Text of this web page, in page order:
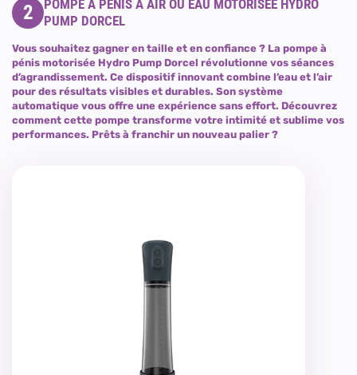
2
POMPE À PÉNIS À AIR OU EAU MOTORISÉE HYDRO
PUMP DORCEL
Vous souhaitez gagner en taille et en confiance ? La pompe à
pénis motorisée Hydro Pump Dorcel révolutionne vos séances
d’agrandissement. Ce dispositif innovant combine l’eau et l’air
pour des résultats visibles et durables. Son système
automatique vous offre une expérience sans effort. Découvrez
comment cette pompe transforme votre intimité et sublime vos
performances. Prêts à franchir un nouveau palier ?